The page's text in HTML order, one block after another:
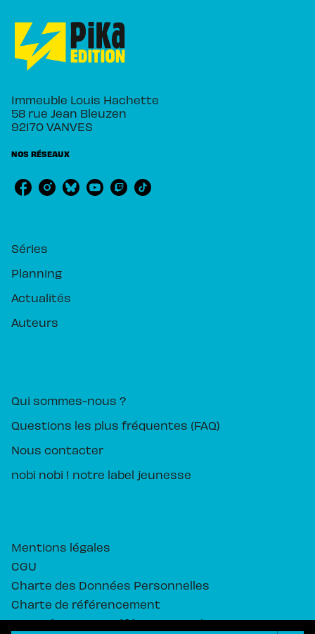
Immeuble Louis Hachette
58 rue Jean Bleuzen
92170 VANVES
NOS RÉSEAUX
Séries
Planning
Actualités
Auteurs
Qui sommes-nous ?
Questions les plus fréquentes (FAQ)
Nous contacter
nobi nobi ! notre label jeunesse
Mentions légales
CGU
Charte des Données Personnelles
Charte de référencement
Paramétrez vos préférences cookies